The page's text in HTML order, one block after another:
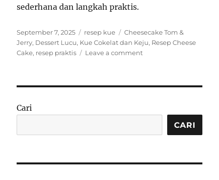
sederhana dan langkah praktis.
Posted
on
September 7, 2025 Categories
resep kue Tags
Cheesecake Tom &
Jerry, Dessert Lucu, Kue Cokelat dan Keju, Resep Cheese
Cake, resep praktis Leave a commenton
Jerry:
Lembut
yang
Cari
CARI